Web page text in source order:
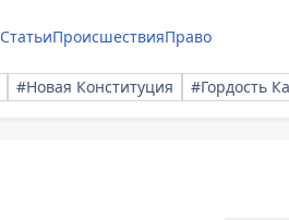
СтатьиПроисшествияПраво
#Новая Конституция #Гордость